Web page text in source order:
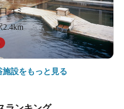
コミ
2.4km
施設をもっと見る